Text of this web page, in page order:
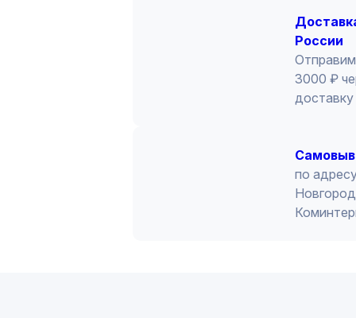
России
3000 ₽
по